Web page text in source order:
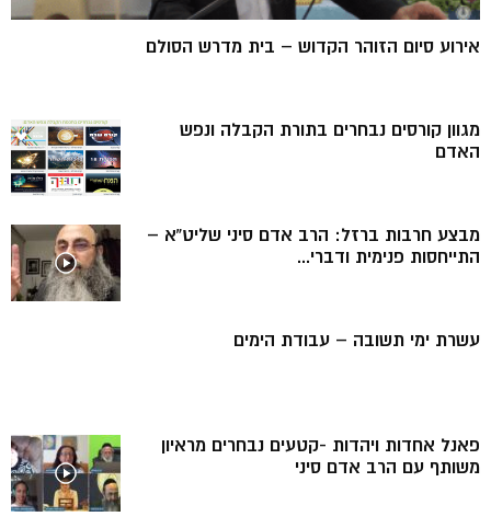
אירוע סיום הזוהר הקדוש – בית מדרש הסולם
מגוון קורסים נבחרים בתורת הקבלה ונפש
האדם
מבצע חרבות ברזל: הרב אדם סיני שליט”א –
התייחסות פנימית ודברי...
עשרת ימי תשובה – עבודת הימים
פאנל אחדות ויהדות -קטעים נבחרים מראיון
משותף עם הרב אדם סיני